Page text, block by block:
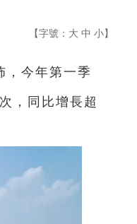
【字號： 大 中 小】
，今年第一季
，同比增長超